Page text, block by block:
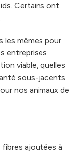
Certains ont
les mêmes pour
entreprises
viable, quelles
sous-jacents
nos animaux de
fibres ajoutées à